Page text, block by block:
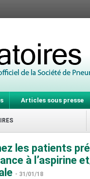
Articles sous presse
les patients
à l’aspirine
- 31/01/18